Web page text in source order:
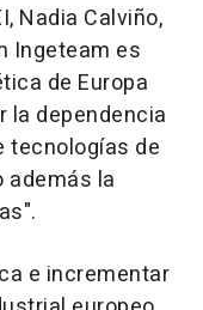
Nadia Calviño,
Ingeteam es
de Europa
la dependencia
tecnologías de
además la
e incrementar